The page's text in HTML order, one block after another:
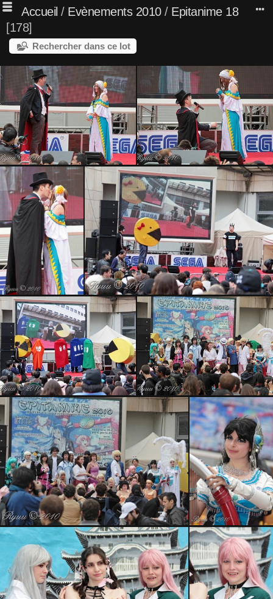
Accueil / Evènements 2010/ Epitanime 18
178
Rechercher dans ce lot